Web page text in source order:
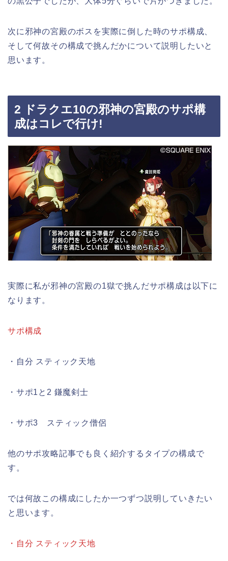
次に邪神の宮殿のボスを実際に倒した時のサポ構成、
そして何故その構成で挑んだかについて説明したいと
思います。
2 ドラクエ10の邪神の宮殿のサポ構
成はコレで行け!
実際に私が邪神の宮殿の1獄で挑んだサポ構成は以下に
なります。
サポ構成
・自分 スティック天地
・サポ1と2 鎌魔剣士
・サポ3 スティック僧侶
他のサポ攻略記事でも良く紹介するタイプの構成で
す。
では何故この構成にしたか一つずつ説明していきたい
と思います。
・自分 スティック天地